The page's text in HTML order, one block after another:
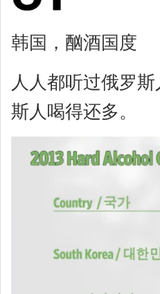
韩国，酗酒国度
人人都听过俄罗
斯人喝得还多。